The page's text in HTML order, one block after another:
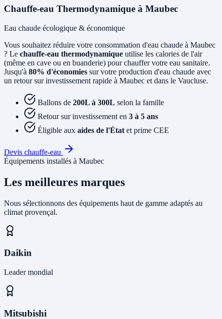
Chauffe-eau Thermodynamique à Maubec
Eau chaude écologique & économique
Vous souhaitez réduire votre consommation d'eau chaude à Maubec
? Le chauffe-eau thermodynamique utilise les calories de l'air
(même en cave ou en buanderie) pour chauffer votre eau sanitaire.
Jusqu'à 80% d'économies sur votre production d'eau chaude avec
un retour sur investissement rapide à Maubec et dans le Vaucluse.
Ballons de 200L à 300L selon la famille
Retour sur investissement en 3 à 5 ans
Éligible aux aides de l'État et prime CEE
Devis chauffe-eau
Équipements installés à Maubec
Les meilleures marques
Nous sélectionnons des équipements haut de gamme adaptés au
climat provençal.
Daikin
Leader mondial
Mitsubishi